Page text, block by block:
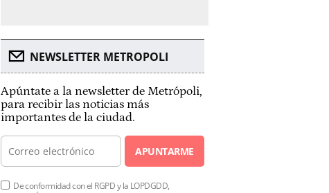
NEWSLETTER METROPOLI
Apúntate a la newsletter de Metrópoli,
para recibir las noticias más
importantes de la ciudad.
APUNTARME
De conformidad con el RGPD y la LOPDGDD,